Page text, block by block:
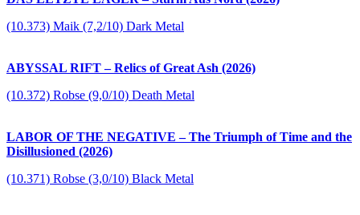
(10.373) Maik (7,2/10) Dark Metal
ABYSSAL RIFT – Relics of Great Ash (2026)
(10.372) Robse (9,0/10) Death Metal
LABOR OF THE NEGATIVE – The Triumph of Time and the
Disillusioned (2026)
(10.371) Robse (3,0/10) Black Metal